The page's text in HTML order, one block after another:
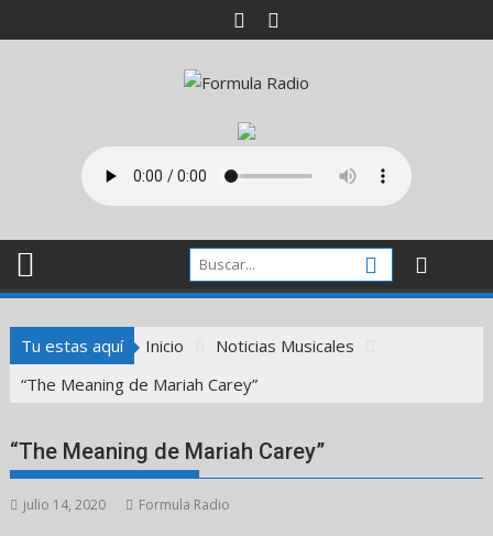
al
Tu estas aquí Inicio
Noticias Musicales
“The Meaning de Mariah Carey”
“The Meaning de Mariah Carey”
julio 14, 2020 Formula Radio